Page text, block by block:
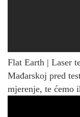
Flat Earth | Laser
Mađarskoj pred
mjerenje, te ćemo